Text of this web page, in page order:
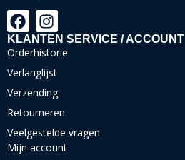
KLANTEN SERVICE / ACCOUNT
Orderhistorie
Verlanglijst
Verzending
Retourneren
Veelgestelde vragen
Mijn account